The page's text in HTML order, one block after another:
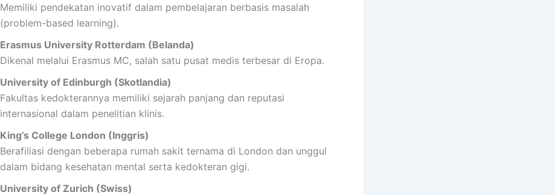
Memiliki pendekatan inovatif dalam pembelajaran berbasis masalah
(problem-based learning).
Erasmus University Rotterdam (Belanda)
Dikenal melalui Erasmus MC, salah satu pusat medis terbesar di Eropa.
University of Edinburgh (Skotlandia)
Fakultas kedokterannya memiliki sejarah panjang dan reputasi
internasional dalam penelitian klinis.
King’s College London (Inggris)
Berafiliasi dengan beberapa rumah sakit ternama di London dan unggul
dalam bidang kesehatan mental serta kedokteran gigi.
University of Zurich (Swiss)